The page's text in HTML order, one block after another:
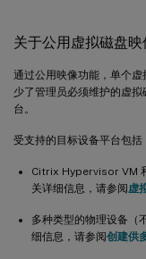
关于公用虚拟磁盘
通过公用映像功能，单个
少了管理员必须维护的虚
台。
受支持的目标设备平台包括
Citrix Hypervisor VM
关详细信息，请参阅 虚
多种类型的物理设备（
细信息，请参阅创建供